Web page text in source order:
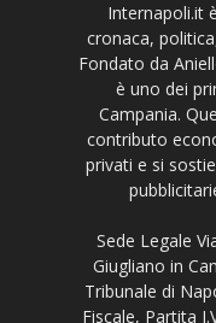
Internapoli.it
cronaca,
Fondato da
è uno dei
Campania.
contributo
privati e si
Sede Legale
Giugliano in
Tribunale di
Fiscale, Partita